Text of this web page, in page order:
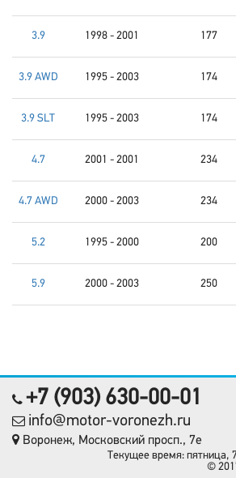
3.9 1998 - 2001 177
3.9 AWD 1995 - 2003 174
3.9 SLT 1995 - 2003 174
4.7 2001 - 2001 234
4.7 AWD 2000 - 2003 234
5.2 1995 - 2000 200
5.9 2000 - 2003 250
+7 (903) 630-00-01
info@motor-voronezh.ru
Воронеж, Московский просп., 7е
Текущее время: пятница,
©